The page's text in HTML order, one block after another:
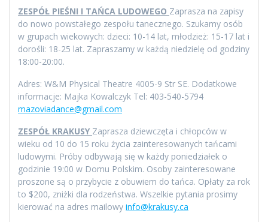
ZESPÓŁ PIEŚNI I TAŃCA LUDOWEGO Zaprasza na zapisy
do nowo powstałego zespołu tanecznego. Szukamy osób
w grupach wiekowych: dzieci: 10-14 lat, młodzież: 15-17 lat i
dorośli: 18-25 lat. Zapraszamy w każdą niedzielę od godziny
18:00-20:00.
Adres: W&M Physical Theatre 4005-9 Str SE. Dodatkowe
informacje: Majka Kowalczyk Tel: 403-540-5794
mazoviadance@gmail.com
ZESPÓŁ KRAKUSY Zaprasza dziewczęta i chłopców w
wieku od 10 do 15 roku życia zainteresowanych tańcami
ludowymi. Próby odbywają się w każdy poniedziałek o
godzinie 19:00 w Domu Polskim. Osoby zainteresowane
proszone są o przybycie z obuwiem do tańca. Opłaty za rok
to $200, zniżki dla rodzeństwa. Wszelkie pytania prosimy
kierować na adres mailowy info@krakusy.ca